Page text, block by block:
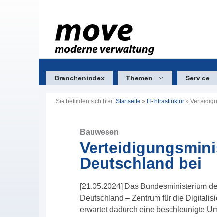
Branchenindex Themen Service
Sie befinden sich hier: Startseite » IT-Infrastruktur »
Bauwesen
Deutschland bei
[21.05.2024] Das Bundesministerium
Deutschland – Zentrum für die
erwartet dadurch eine beschleunigte